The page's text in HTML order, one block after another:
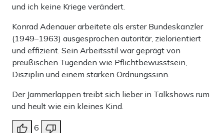
und ich keine Kriege verändert.
Konrad Adenauer arbeitete als erster Bundeskanzler
(1949–1963) ausgesprochen autoritär, zielorientiert
und effizient. Sein Arbeitsstil war geprägt von
preußischen Tugenden wie Pflichtbewusstsein,
Disziplin und einem starken Ordnungssinn.
Der Jammerlappen treibt sich lieber in Talkshows rum
und heult wie ein kleines Kind.
6